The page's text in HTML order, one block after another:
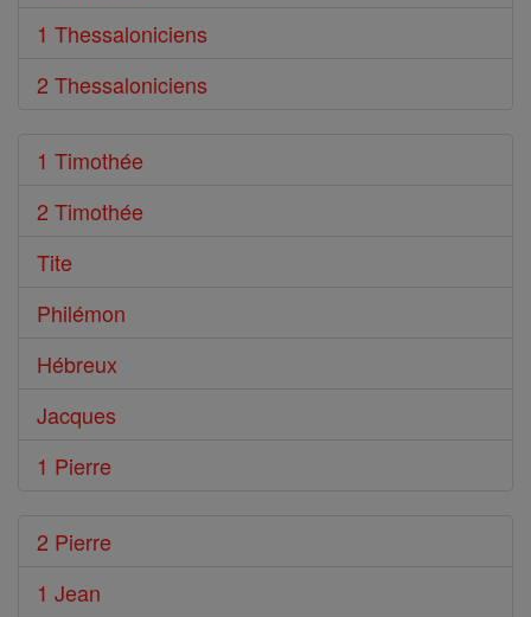
1 Thessaloniciens
2 Thessaloniciens
1 Timothée
2 Timothée
Tite
Philémon
Hébreux
Jacques
1 Pierre
2 Pierre
1 Jean